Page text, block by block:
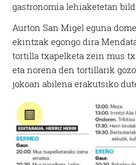
gastronomia lehiaketetan
Aurton San Migel eguna
ekintzak egongo dira
tortilla txapelketa zein mus
eta norena den tortillarik
jokoan abilena erakutsiko